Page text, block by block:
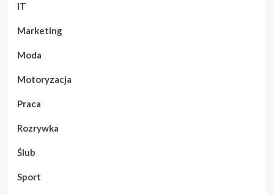
IT
Marketing
Moda
Motoryzacja
Praca
Rozrywka
Ślub
Sport